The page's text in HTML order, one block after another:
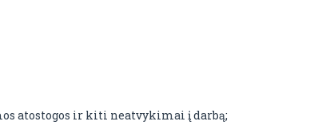
atostogos ir kiti neatvykimai į darbą;